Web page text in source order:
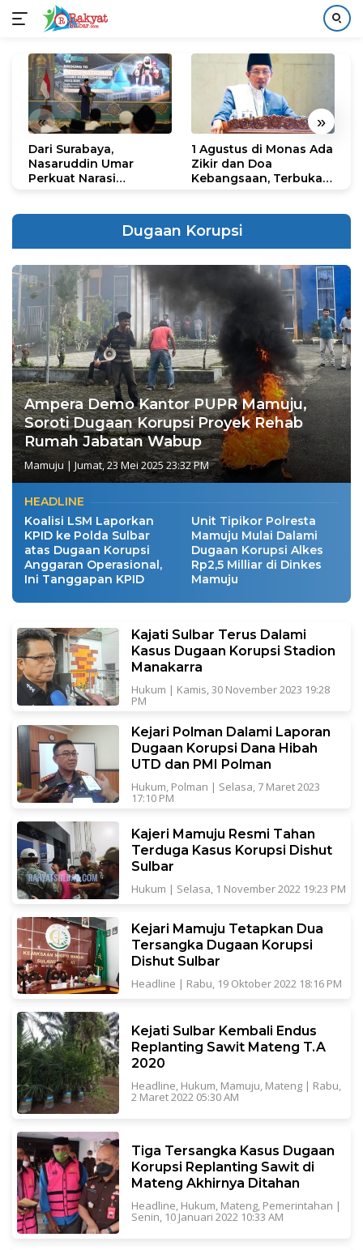
konten
« »
Dari Surabaya,
Nasaruddin Umar
Perkuat Narasi
1 Agustus di Monas Ada
Zikir dan Doa
Kebangsaan, Terbuka
Dugaan Korupsi
Ampera Demo Kantor PUPR Mamuju,
Soroti Dugaan Korupsi Proyek Rehab
Rumah Jabatan Wabup
Mamuju | Jumat, 23 Mei 2025 23:32 PM
HEADLINE
Koalisi LSM Laporkan
KPID ke Polda Sulbar
atas Dugaan Korupsi
Anggaran Operasional,
Ini Tanggapan KPID
Unit Tipikor Polresta
Mamuju Mulai Dalami
Dugaan Korupsi Alkes
Rp2,5 Milliar di Dinkes
Mamuju
Kajati Sulbar Terus Dalami
Kasus Dugaan Korupsi Stadion
Manakarra
Hukum | Kamis, 30 November 2023 19:28
PM
Kejari Polman Dalami Laporan
Dugaan Korupsi Dana Hibah
UTD dan PMI Polman
Hukum, Polman | Selasa, 7 Maret 2023
17:10 PM
Kajeri Mamuju Resmi Tahan
Terduga Kasus Korupsi Dishut
Sulbar
Hukum | Selasa, 1 November 2022 19:23 PM
Kejari Mamuju Tetapkan Dua
Tersangka Dugaan Korupsi
Dishut Sulbar
Headline | Rabu, 19 Oktober 2022 18:16 PM
Kejati Sulbar Kembali Endus
Replanting Sawit Mateng T.A
2020
Headline, Hukum, Mamuju, Mateng| Rabu,
2 Maret 2022 05:30 AM
Tiga Tersangka Kasus Dugaan
Korupsi Replanting Sawit di
Mateng Akhirnya Ditahan
Headline, Hukum, Mateng, Pemerintahan |
Senin, 10 Januari 2022 10:33 AM